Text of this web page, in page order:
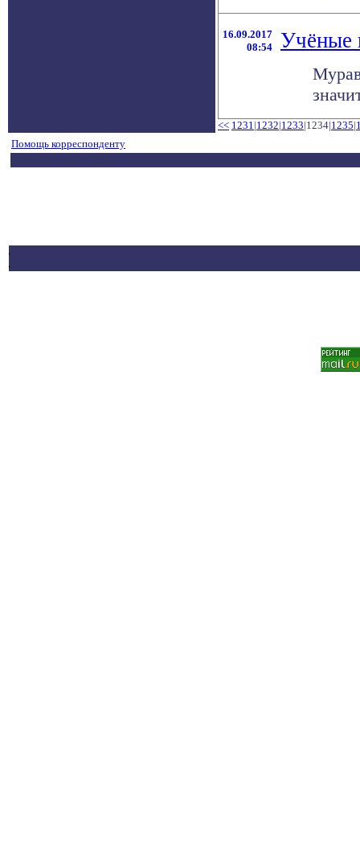
16.09.2017
08:54
Учёные
<< 1231|1232|1233|1234|1235|
Помощь корреспонденту